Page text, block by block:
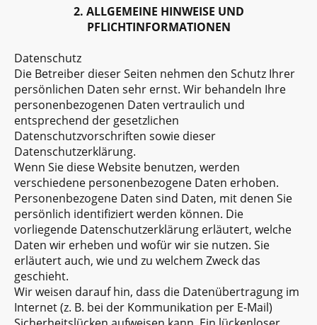
2. ALLGEMEINE HINWEISE UND
PFLICHTINFORMATIONEN
Datenschutz
Die Betreiber dieser Seiten nehmen den Schutz Ihrer
persönlichen Daten sehr ernst. Wir behandeln Ihre
personenbezogenen Daten vertraulich und
entsprechend der gesetzlichen
Datenschutzvorschriften sowie dieser
Datenschutzerklärung.
Wenn Sie diese Website benutzen, werden
verschiedene personenbezogene Daten erhoben.
Personenbezogene Daten sind Daten, mit denen Sie
persönlich identifiziert werden können. Die
vorliegende Datenschutzerklärung erläutert, welche
Daten wir erheben und wofür wir sie nutzen. Sie
erläutert auch, wie und zu welchem Zweck das
geschieht.
Wir weisen darauf hin, dass die Datenübertragung im
Internet (z. B. bei der Kommunikation per E-Mail)